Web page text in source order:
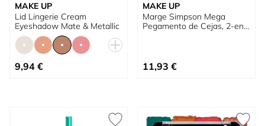
MAKE UP
Lid Lingerie Cream
Eyeshadow Mate & Metallic
Tan bajo como
9,94 €
MAKE UP
Marge Simpson Mega
Pegamento de Cejas, 2-en-
11,93 €